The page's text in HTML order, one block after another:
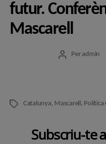
futur.
Mascarell
Autor
Per admin
EtiquetesCatalunya, Mascarell , Política
Subscriu-te